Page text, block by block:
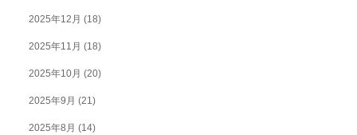
2025年12月 (18)
2025年11月 (18)
2025年10月 (20)
2025年9月 (21)
2025年8月 (14)